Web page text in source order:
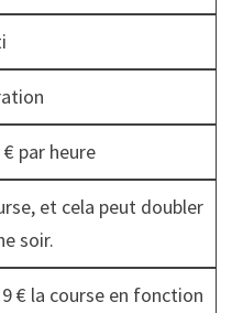
par heure
et cela peut doubler
soir.
€ la course en fonction